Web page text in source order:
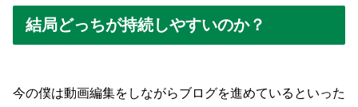
結局どっちが持続しやすいのか？
今の僕は動画編集をしながらブログを進めているといった